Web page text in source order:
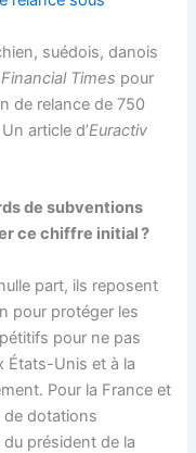
suédois, danois
Financial Times pour
de relance de 750
article d’Euractiv
de subventions
ce chiffre initial ?
part, ils reposent
pour protéger les
pour ne pas
États-Unis et à la
Pour la France et
de dotations
président de la